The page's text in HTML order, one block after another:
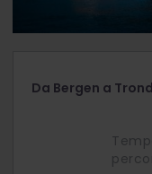
Da Bergen a